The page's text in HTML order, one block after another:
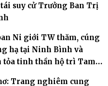
suy cử Trưởng Ban Trị
Ni giới TW thăm, cúng
hạ tại Ninh Bình và
tỏa tinh thần hộ trì Tam
Trang nghiêm cung